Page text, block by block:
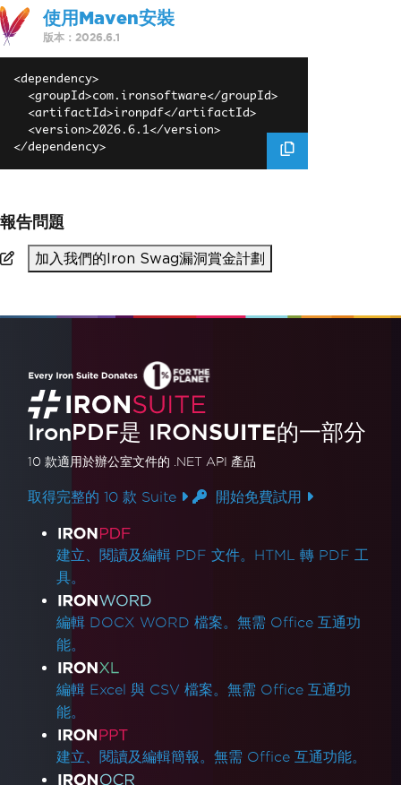
使用Maven安裝
版本：2026.6.1
<dependency>
報告問題
加入我們的Iron Swag漏洞賞金計劃
IronPDF是 IRONSUITE的一部分
10 款適用於辦公室文件的 .NET API 產品
取得完整的 10 款 Suite 開始免費試用
產品連結
建立、閱讀及編輯 PDF 文件。HTML 轉 PDF 工
具。
編輯 DOCX WORD 檔案。無需 Office 互通功
能。
編輯 Excel 與 CSV 檔案。無需 Office 互通功
能。
建立、閱讀及編輯簡報。無需 Office 互通功能。